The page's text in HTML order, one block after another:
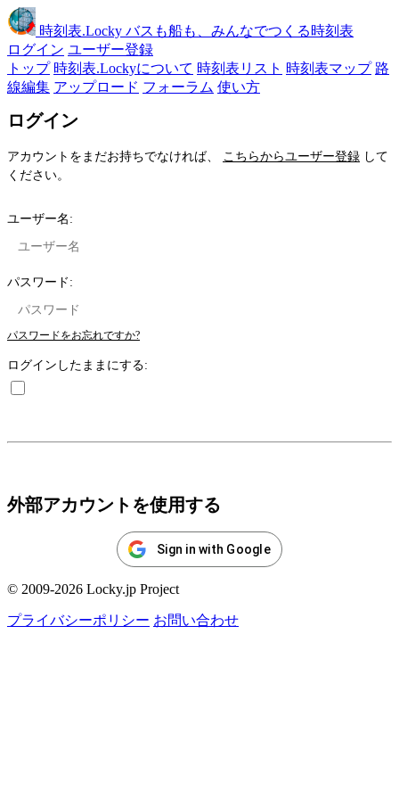
時刻表.Locky バスも船も、みんなでつくる時刻表
ログイン ユーザー登録
トップ 時刻表.Lockyについて 時刻表リスト 時刻表マップ 路
線編集 アップロード フォーラム 使い方
ログイン
アカウントをまだお持ちでなければ、 こちらからユーザー登録 して
ください。
ユーザー名:
パスワード:
パスワードをお忘れですか?
ログインしたままにする:
外部アカウントを使用する
Sign in with Google
© 2009-2026 Locky.jp Project
プライバシーポリシー お問い合わせ